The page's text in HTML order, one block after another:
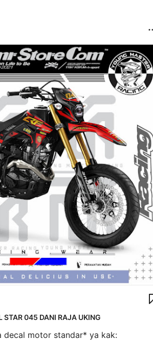
STAR 045 DANI RAJA UKING
decal motor standar* ya kak: